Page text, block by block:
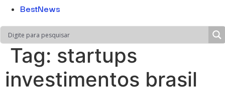
BestNews
Tag: startups
investimentos brasil